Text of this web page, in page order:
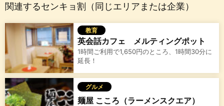
関連するセンキョ割（同じエリアまたは企業）
教育
英会話カフェ メルティングポット
1時間ご利用で1,650円のところ、1時間30分に
延長！
グルメ
麺屋 こころ（ラーメンスクエア）